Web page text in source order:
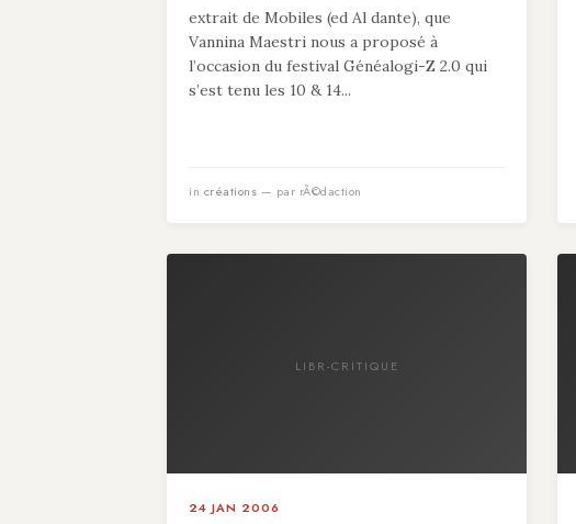
extrait de Mobiles (ed Al dante), que
Vannina Maestri nous a proposé à
l’occasion du festival Généalogi-Z 2.0 qui
s’est tenu les 10 & 14...
in créations — par rÃ©daction
LIBR-CRITIQUE
24 JAN 2006